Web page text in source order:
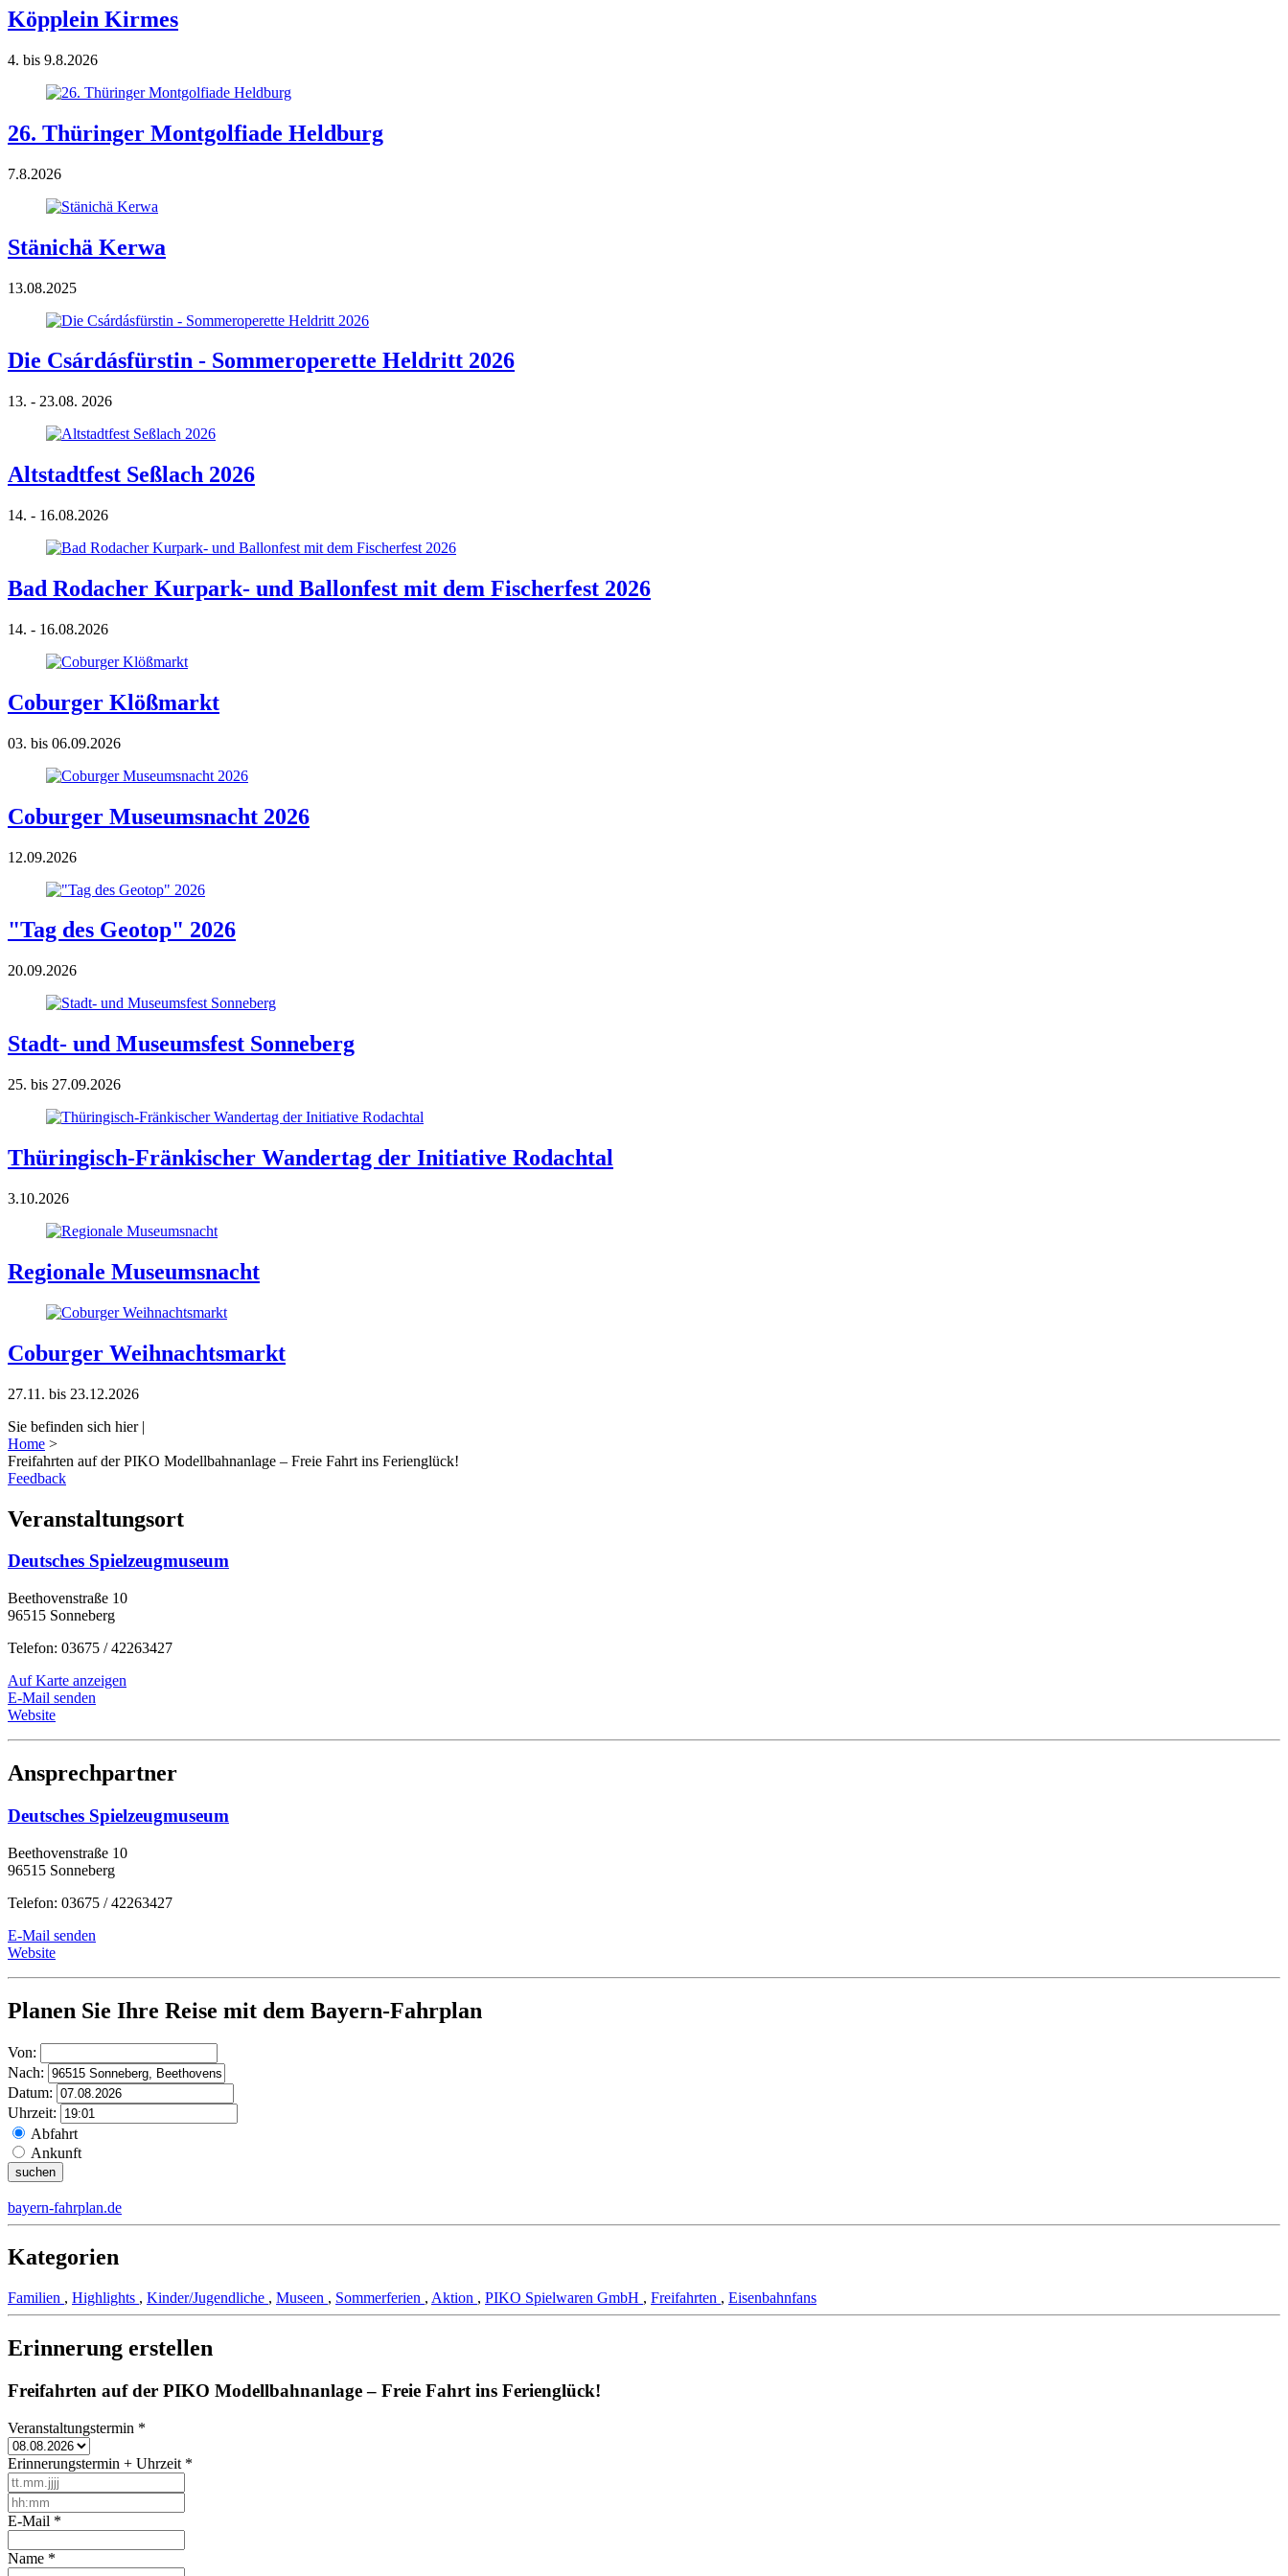
Köpplein Kirmes
4. bis 9.8.2026
26. Thüringer Montgolfiade Heldburg
7.8.2026
Stänichä Kerwa
13.08.2025
Die Csárdásfürstin - Sommeroperette Heldritt 2026
13. - 23.08. 2026
Altstadtfest Seßlach 2026
14. - 16.08.2026
Bad Rodacher Kurpark- und Ballonfest mit dem Fischerfest 2026
14. - 16.08.2026
Coburger Klößmarkt
03. bis 06.09.2026
Coburger Museumsnacht 2026
12.09.2026
"Tag des Geotop" 2026
20.09.2026
Stadt- und Museumsfest Sonneberg
25. bis 27.09.2026
Thüringisch-Fränkischer Wandertag der Initiative Rodachtal
3.10.2026
Regionale Museumsnacht
Coburger Weihnachtsmarkt
27.11. bis 23.12.2026
Sie befinden sich hier |
Home >
Freifahrten auf der PIKO Modellbahnanlage – Freie Fahrt ins Ferienglück!
Feedback
Veranstaltungsort
Deutsches Spielzeugmuseum
Beethovenstraße 10
96515 Sonneberg
Telefon: 03675 / 42263427
Auf Karte anzeigen
E-Mail senden
Website
Ansprechpartner
Deutsches Spielzeugmuseum
Beethovenstraße 10
96515 Sonneberg
Telefon: 03675 / 42263427
E-Mail senden
Website
Planen Sie Ihre Reise mit dem Bayern-Fahrplan
Von:
Nach:
Datum:
Uhrzeit:
Abfahrt
Ankunft
bayern-fahrplan.de
Kategorien
Familien , Highlights , Kinder/Jugendliche , Museen , Sommerferien , Aktion , PIKO Spielwaren GmbH , Freifahrten , Eisenbahnfans
Erinnerung erstellen
Freifahrten auf der PIKO Modellbahnanlage – Freie Fahrt ins Ferienglück!
Veranstaltungstermin *
Erinnerungstermin + Uhrzeit *
E-Mail *
Name *